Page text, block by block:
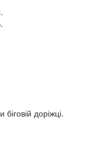
доріжці.